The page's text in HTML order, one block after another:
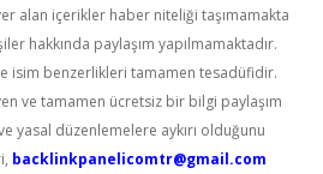
alan içerikler haber niteliği taşımamakta
hakkında paylaşım yapılmamaktadır.
isim benzerlikleri tamamen tesadüfidir.
ve tamamen ücretsiz bir bilgi paylaşım
yasal düzenlemelere aykırı olduğunu
backlinkpanelicomtr@gmail.com